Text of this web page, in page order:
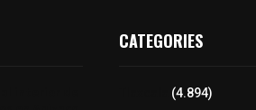
CATEGORIES
(4.894)